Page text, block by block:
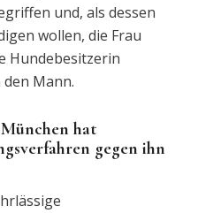
und, als dessen
wollen, die Frau
Hundebesitzerin
Mann.
hat
gegen ihn